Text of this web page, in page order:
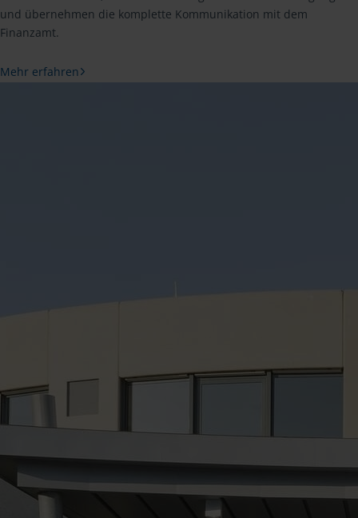
und übernehmen die komplette Kommunikation mit dem
Finanzamt.
Mehr erfahren